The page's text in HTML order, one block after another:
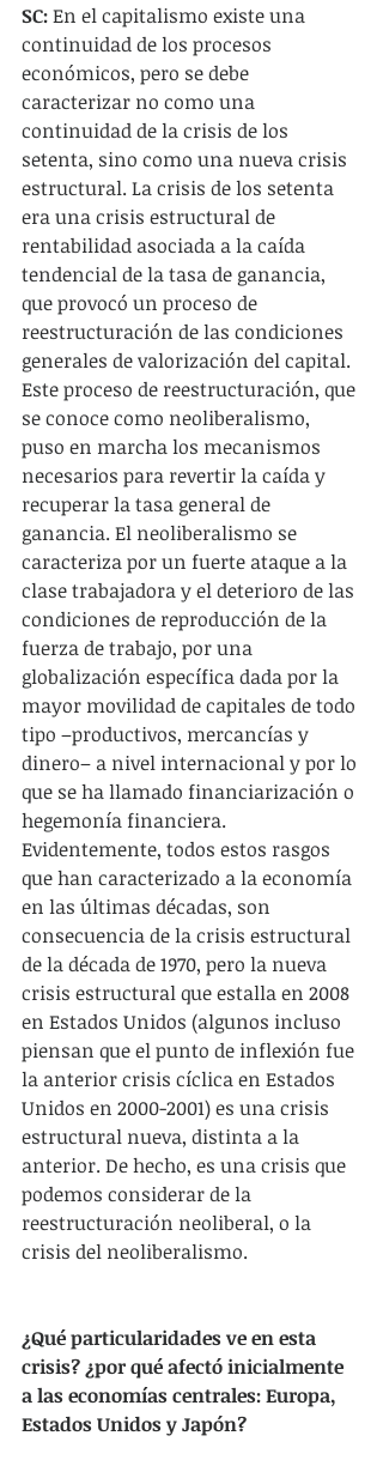
SC: En el capitalismo existe una
continuidad de los procesos
económicos, pero se debe
caracterizar no como una
continuidad de la crisis de los
setenta, sino como una nueva crisis
estructural. La crisis de los setenta
era una crisis estructural de
rentabilidad asociada a la caída
tendencial de la tasa de ganancia,
que provocó un proceso de
reestructuración de las condiciones
generales de valorización del capital.
Este proceso de reestructuración, que
se conoce como neoliberalismo,
puso en marcha los mecanismos
necesarios para revertir la caída y
recuperar la tasa general de
ganancia. El neoliberalismo se
caracteriza por un fuerte ataque a la
clase trabajadora y el deterioro de las
condiciones de reproducción de la
fuerza de trabajo, por una
globalización específica dada por la
mayor movilidad de capitales de todo
tipo –productivos, mercancías y
dinero– a nivel internacional y por lo
que se ha llamado financiarización o
hegemonía financiera.
Evidentemente, todos estos rasgos
que han caracterizado a la economía
en las últimas décadas, son
consecuencia de la crisis estructural
de la década de 1970, pero la nueva
crisis estructural que estalla en 2008
en Estados Unidos (algunos incluso
piensan que el punto de inflexión fue
la anterior crisis cíclica en Estados
Unidos en 2000-2001) es una crisis
estructural nueva, distinta a la
anterior. De hecho, es una crisis que
podemos considerar de la
reestructuración neoliberal, o la
crisis del neoliberalismo.
¿Qué particularidades ve en esta
crisis? ¿por qué afectó inicialmente
a las economías centrales: Europa,
Estados Unidos y Japón?